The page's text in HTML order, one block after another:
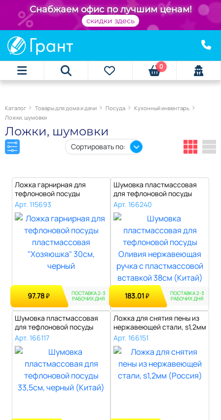
Снабжаем офис по лучшим ценам!
скидки здесь
0
Каталог Товары для дома и дачи Посуда
Кухонный инвентарь
Ложки, шумовки
Ложки, шумовки
Сортировать по:
Ложка гарнирная для
тефлоновой посуды
пластмассовая "Хо..
Арт. 115693
97.78₽ ПОСТАВКА 2-3
РАБОЧИХ ДНЯ
Шумовка пластмассовая
для тефлоновой посуды
Оливия нерж..
Арт. 166240
183.01₽ ПОСТАВКА 2-3
РАБОЧИХ ДНЯ
Шумовка пластмассовая
для тефлоновой посуды
33,5см, чер..
Арт. 166117
Ложка для снятия пены из
нержавеющей стали, s1,2мм
(Рос..
Арт. 166151